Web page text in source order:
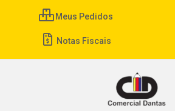
Meus Pedidos
Notas Fiscais